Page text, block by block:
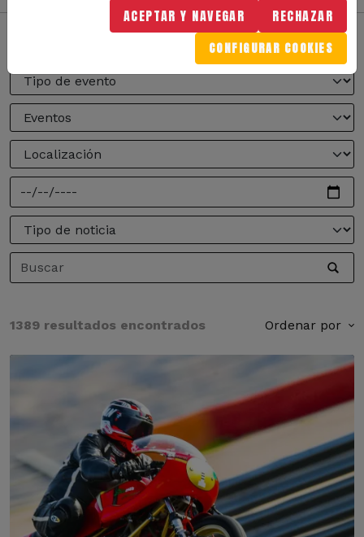
1389 resultados encontrados Ordenar por
ACEPTAR Y NAVEGAR RECHAZAR
CONFIGURAR COOKIES